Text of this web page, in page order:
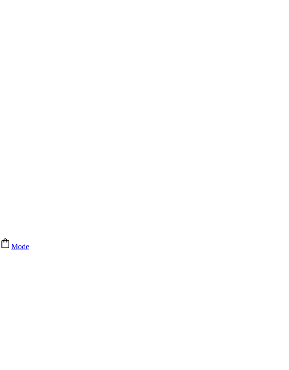
Mode